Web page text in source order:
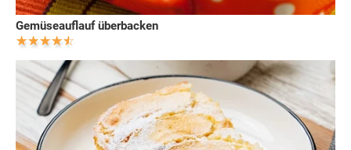
Gemüseauflauf überbacken